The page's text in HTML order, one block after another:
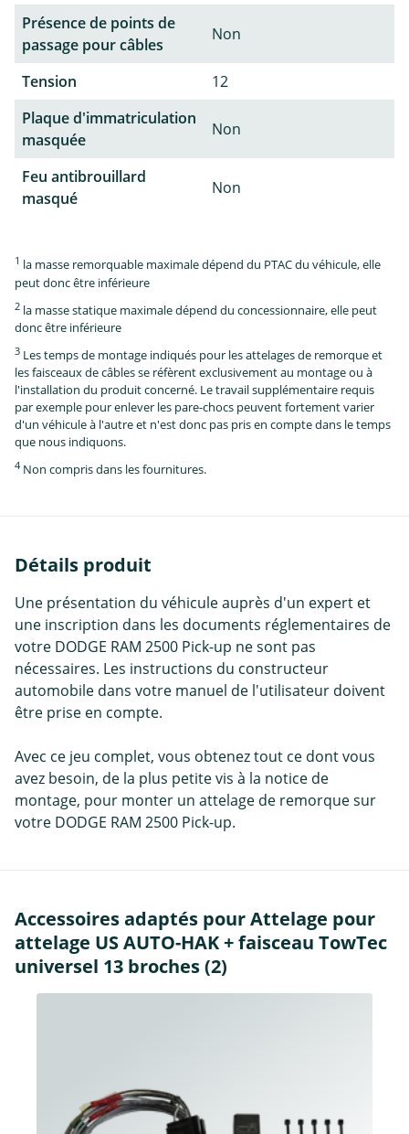
Présence de points de
passage pour câbles
Non
Tension
12
Plaque d'immatriculation
masquée
Non
Feu antibrouillard
masqué
Non
1 la masse remorquable maximale dépend du PTAC du véhicule, elle
peut donc être inférieure
2 la masse statique maximale dépend du concessionnaire, elle peut
donc être inférieure
3 Les temps de montage indiqués pour les attelages de remorque et
les faisceaux de câbles se réfèrent exclusivement au montage ou à
l'installation du produit concerné. Le travail supplémentaire requis
par exemple pour enlever les pare-chocs peuvent fortement varier
d'un véhicule à l'autre et n'est donc pas pris en compte dans le temps
que nous indiquons.
4 Non compris dans les fournitures.
Détails produit
Une présentation du véhicule auprès d'un expert et
une inscription dans les documents réglementaires de
votre DODGE RAM 2500 Pick-up ne sont pas
nécessaires. Les instructions du constructeur
automobile dans votre manuel de l'utilisateur doivent
être prise en compte.
Avec ce jeu complet, vous obtenez tout ce dont vous
avez besoin, de la plus petite vis à la notice de
montage, pour monter un attelage de remorque sur
votre DODGE RAM 2500 Pick-up.
Accessoires adaptés pour Attelage pour
attelage US AUTO-HAK + faisceau TowTec
universel 13 broches (2)